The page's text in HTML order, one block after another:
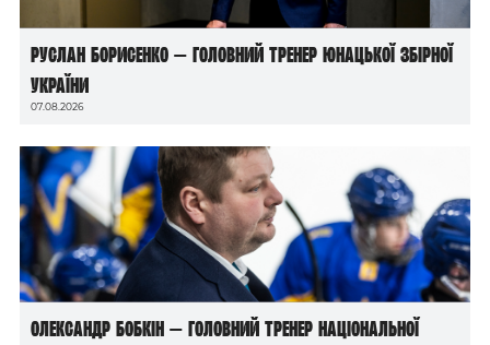
Руслан Борисенко — головний тренер юнацької збірної
України
07.08.2026
Олександр Бобкін — головний тренер національної